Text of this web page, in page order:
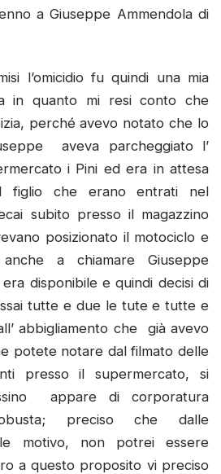
a Giuseppe Ammendola di
l’omicidio fu quindi una mia
in quanto mi resi conto che
perché avevo notato che lo
aveva parcheggiato l’
i Pini ed era in attesa
figlio che erano entrati nel
subito presso il magazzino
posizionato il motociclo e
a chiamare Giuseppe
disponibile e quindi decisi di
tutte e due le tute e tutte e
abbigliamento che già avevo
potete notare dal filmato delle
presso il supermercato, si
appare di corporatura
preciso che dalle
motivo, non potrei essere
a questo proposito vi preciso